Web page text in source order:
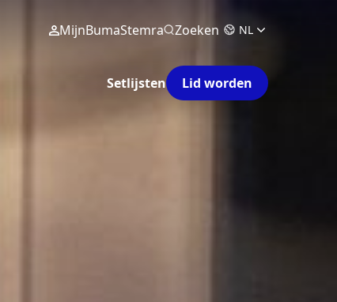
MijnBumaStemra Zoeken NL
Setlijsten Lid worden